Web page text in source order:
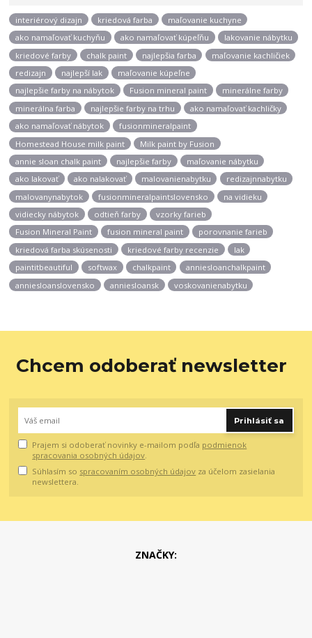
interiérový dizajn kriedová farba
maľovanie kuchyne
ako namaľovať kuchyňu
ako namaľovať kúpeľňu
lakovanie nábytku
kriedové farby
chalk paint najlepšia farba
maľovanie kachličiek
redizajn
najlepší lak
maľovanie kúpeľne
najlepšie farby na nábytok
Fusion mineral paint
minerálne farby
minerálna farba
najlepšie farby na trhu
ako namaľovať kachličky
ako namaľovať nábytok
fusionmineralpaint
Homestead House milk paint
Milk paint by Fusion
annie sloan chalk paint
najlepšie farby
maľovanie nábytku
ako lakovať
ako nalakovať malovanienabytku
redizajnnabytku
malovanynabytok
fusionmineralpaintslovensko
na vidieku
vidiecky nábytok
odtieň farby
vzorky farieb
Fusion Mineral Paint
fusion mineral paint
porovnanie farieb
kriedová farba skúsenosti
kriedové farby recenzie
lak
paintitbeautiful
softwax chalkpaint
anniesloanchalkpaint
anniesloanslovensko
anniesloansk voskovanienabytku
Chcem odoberať newsletter
Prihlásiť sa
Prajem si odoberať novinky e-mailom podľa podmienok
spracovania osobných údajov
Súhlasím so spracovaním osobných údajov za účelom zasielania
newslettera.
ZNAČKY: